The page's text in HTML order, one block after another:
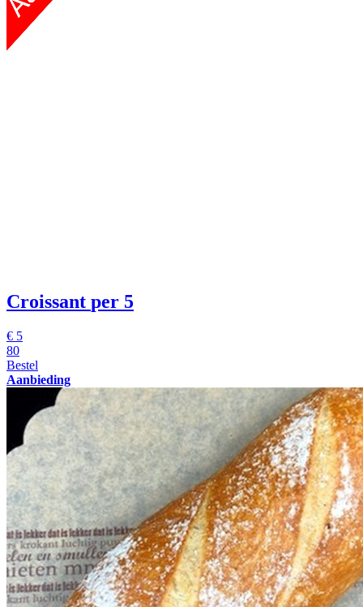
Croissant per 5
€ 5
80
Bestel
Aanbieding